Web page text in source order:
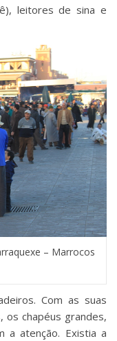
leitores de sina e
– Marrocos
Com as suas
os chapéus grandes,
a atenção. Existia a